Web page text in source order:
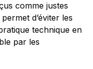
comme justes
d’éviter les
technique en
par les